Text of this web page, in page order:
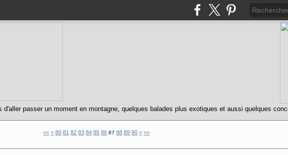
passer un moment en montagne, quelques balades plus exotiques et aussi quelques
<< < 10
20
30
40
50
60
70
80 81 82 83 84 85 86 87 88 89 90 100
200
300
400
> >>